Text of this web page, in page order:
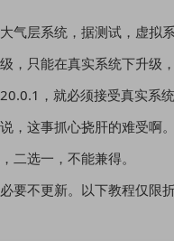
气层系统，据测试，虚拟
，只能在真实系统下升级
，就必须接受真实系
，这事抓心挠肝的难受啊。
二选一，不能兼得。
要不更新。以下教程仅限